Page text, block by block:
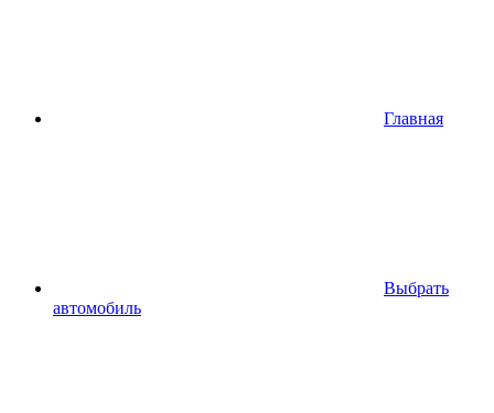
Главная
Выбрать
автомобиль